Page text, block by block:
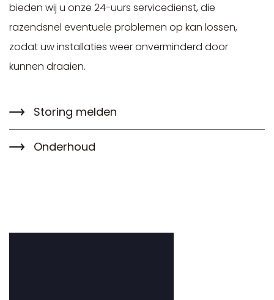
bieden wij u onze 24-uurs servicedienst, die
razendsnel eventuele problemen op kan lossen,
zodat uw installaties weer onverminderd door
kunnen draaien.
Storing melden
Onderhoud